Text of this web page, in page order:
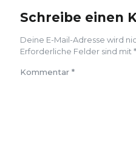
Schreibe einen
Deine E-Mail-Adresse wird
Erforderliche Felder sind mit *
Kommentar *